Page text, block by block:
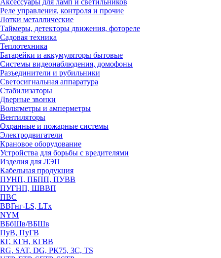
Аксессуары для ламп и светильников
Реле управления, контроля и прочие
Лотки металлические
Таймеры, детекторы движения, фотореле
Садовая техника
Теплотехника
Батарейки и аккумуляторы бытовые
Системы видеонаблюдения, домофоны
Разъединители и рубильники
Светосигнальная аппаратура
Стабилизаторы
Дверные звонки
Вольтметры и амперметры
Вентиляторы
Охранные и пожарные системы
Электродвигатели
Крановое оборудование
Устройства для борьбы с вредителями
Изделия для ЛЭП
Кабельная продукция
ПУНП, ПБПП, ПУВВ
ПУГНП, ШВВП
ПВС
ВВГнг-LS, LTx
NYM
ВБбШв/ВБШв
ПуВ, ПуГВ
КГ, КГН, КГВВ
RG, SAT, DG, РК75, 3С, TS